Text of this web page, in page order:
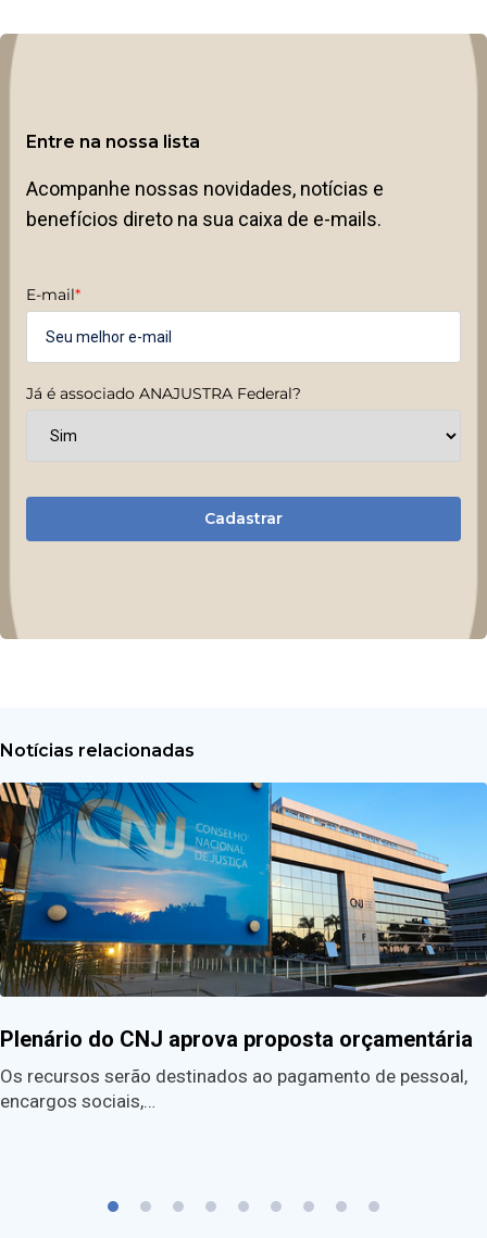
Entre na nossa lista
Acompanhe nossas novidades, notícias e
benefícios direto na sua caixa de e-mails.
E-mail*
Já é associado ANAJUSTRA Federal?
Cadastrar
Notícias relacionadas
Plenário do CNJ aprova proposta orçamentária
Os recursos serão destinados ao pagamento de pessoal,
encargos sociais,…